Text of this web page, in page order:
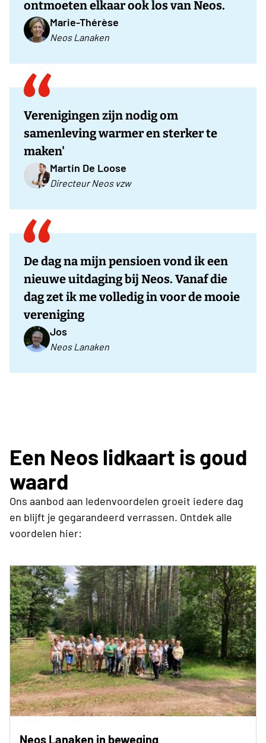
ontmoeten elkaar ook los van Neos.
Marie-Thérèse
Neos Lanaken
Verenigingen zijn nodig om
samenleving warmer en sterker te
maken'
Martin De Loose
Directeur Neos vzw
De dag na mijn pensioen vond ik een
nieuwe uitdaging bij Neos. Vanaf die
dag zet ik me volledig in voor de mooie
vereniging
Jos
Neos Lanaken
Een Neos lidkaart is goud
waard
Ons aanbod aan ledenvoordelen groeit iedere dag
en blijft je gegarandeerd verrassen. Ontdek alle
voordelen hier:
Neos Lanaken in beweging